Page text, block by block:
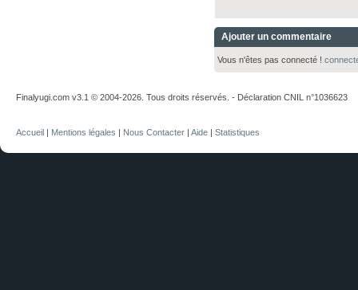
Ajouter un commentaire
Vous n'êtes pas connecté !
Finalyugi.com v3.1 © 2004-2026. Tous droits réservés. - Déclaration CNIL n°1036623
Accueil | Mentions légales | Nous Contacter | Aide | Statistiques